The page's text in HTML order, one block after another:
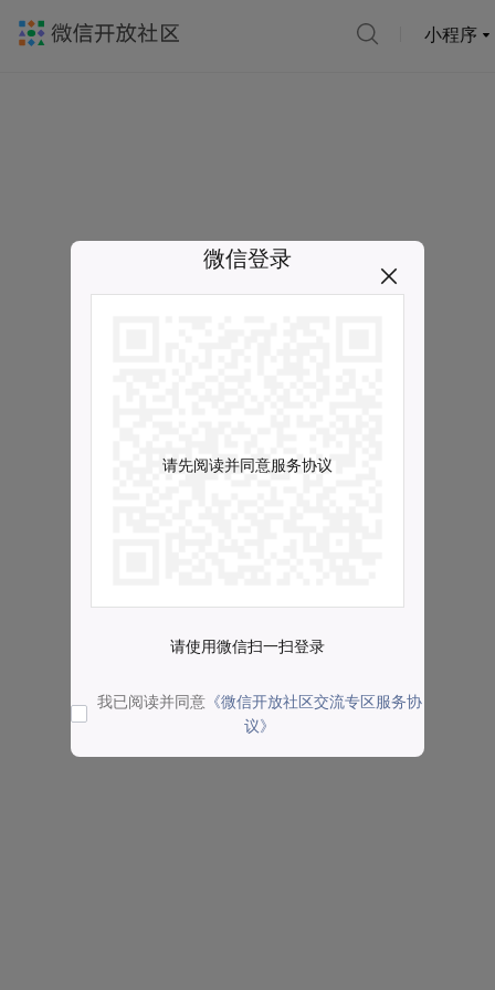
小程序
微信登录
请先阅读并同意服务协议
请使用微信扫一扫登录
我已阅读并同意 《微信开放社区交流专区服务协
议》